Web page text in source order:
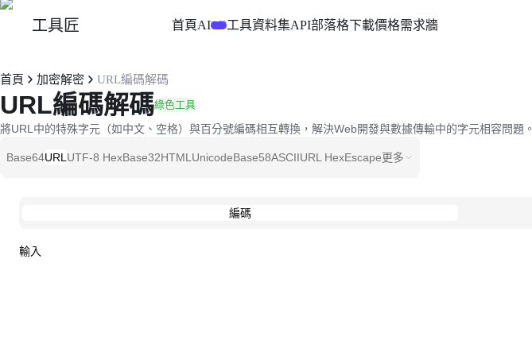
工具匠 首頁AI實驗工具資料集API部落格下載價格需求牆
首頁 加密解密 URL編碼解碼
URL編碼解碼綠色工具
將URL中的特殊字元（如中文、空格）與百分號編碼相互轉換，解決Web開發與數據傳輸中的字元相容問題。
Base64URL UTF-8 HexBase32HTML UnicodeBase58ASCIIURL HexEscape更多
編碼
輸入